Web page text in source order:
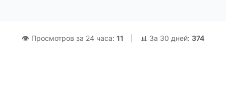
👁 Просмотров за 24 часа: 11 📊 За 30 дней: 374